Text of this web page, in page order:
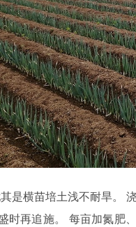
是横苗培土浅不耐旱。
时再追施。 每亩加氮肥